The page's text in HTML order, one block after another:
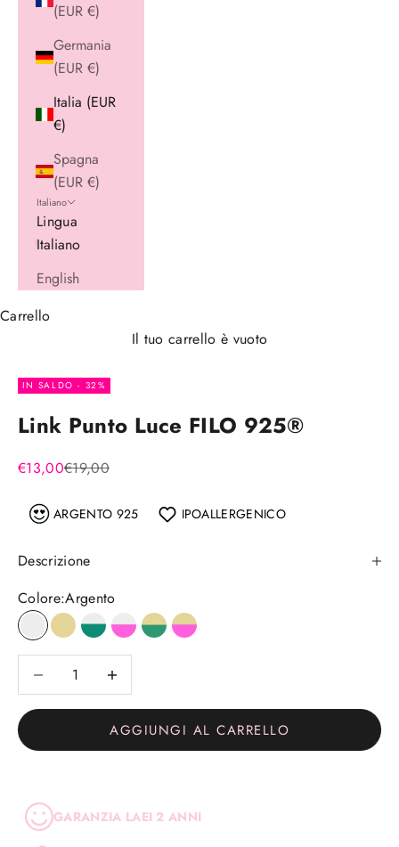
(EUR €)
Germania
(EUR €)
Italia (EUR
€)
Spagna
(EUR €)
Italiano
Lingua
Italiano
English
Carrello
Il tuo carrello è vuoto
IN SALDO - 32%
Link Punto Luce FILO 925®
Prezzo scontato
€13,00Prezzo
€19,00
ARGENTO 925 IPOALLERGENICO
Descrizione
Colore:Argento
ArgentoPlaccato oro
Argento Smeraldo
Argento Fucsia
Oro Smeraldo
Oro Fucsia
Diminuisci quantitàDiminuisci quantità
AGGIUNGI AL CARRELLO
GARANZIA LAEI 2 ANNI